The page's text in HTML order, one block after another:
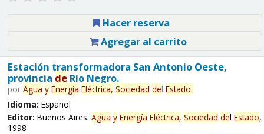
Hacer reserva
Agregar al carrito
Estación transformadora San Antonio Oeste,
provincia deRío Negro.
por Agua y Energía Eléctrica, Sociedad del Estado.
Idioma: Español
Editor: Buenos Aires: Agua y Energía Eléctrica, Sociedad del Estado,
1998